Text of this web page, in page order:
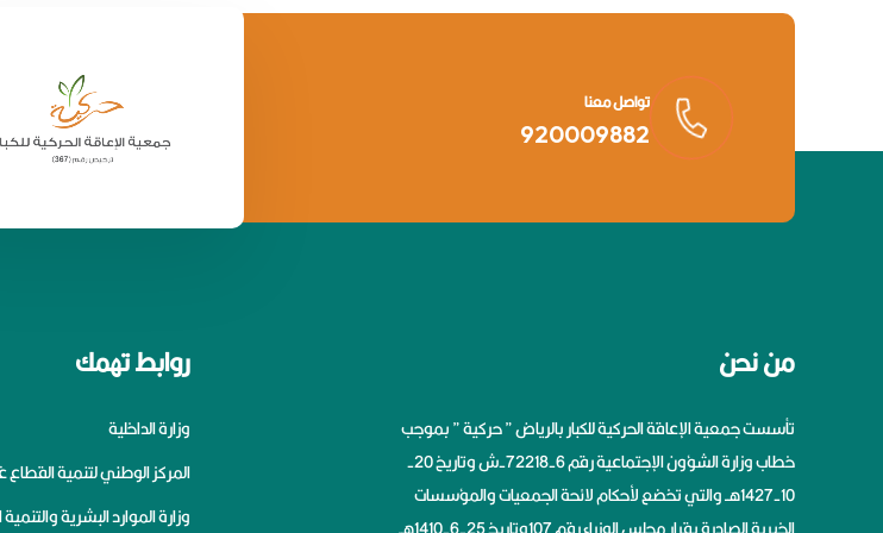
تواصل معنا
920009882
من نحن
تأسست جمعية الإعاقة الحركية للكبار بالرياض ” حركية ” بموجب
خطاب وزارة الشؤون الإجتماعية رقم 6-72218-ش وتاريخ 20-
10-1427هــ والتي تخضع لأحكام لائحة الجمعيات والمؤسسات
روابط تهمك
وزارة الداخلية
المركز الوطني لتنمية القطاع
وزارة الموارد البشرية